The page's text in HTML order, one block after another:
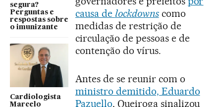
segura?
Perguntas e
respostas sobre
o imunizante
Cardiologista
Marcelo
causa de lockdownscomo
medidas de restrição de
circulação de pessoas e de
contenção do vírus.
Antes de se reunir com o
ministro demitido, Eduardo
Pazuello, Queiroga sinalizou